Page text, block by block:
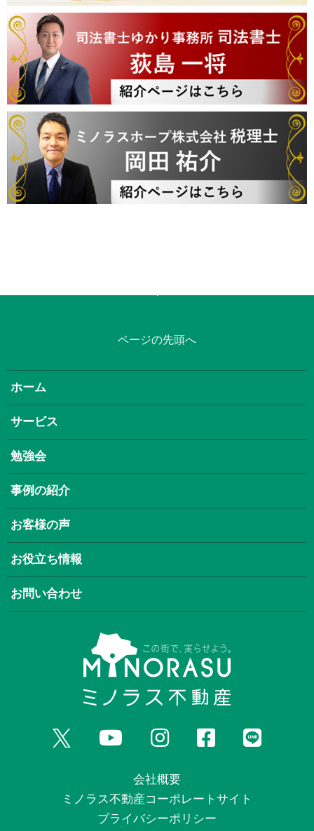
ページの先頭へ
ホーム
サービス
勉強会
事例の紹介
お客様の声
お役立ち情報
お問い合わせ
会社概要
ミノラス不動産コーポレートサイト
プライバシーポリシー